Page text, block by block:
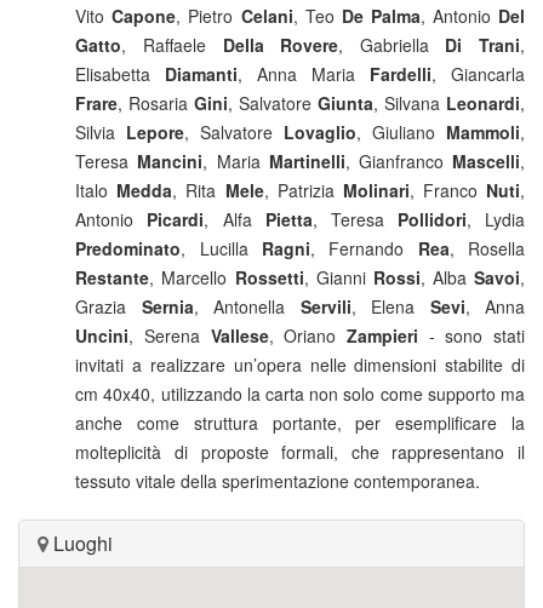
VitoCapone, Pietro Celani, Teo De Palma, Antonio Del
Gatto, Raffaele Della Rovere, Gabriella Di Trani,
Elisabetta Diamanti, Anna Maria Fardelli, Giancarla
Frare, RosariaGini, SalvatoreGiunta, Silvana Leonardi,
Silvia Lepore, Salvatore Lovaglio, Giuliano Mammoli,
Teresa Mancini, Maria Martinelli, Gianfranco Mascelli,
Italo Medda, Rita Mele, Patrizia Molinari, Franco Nuti,
Antonio Picardi, Alfa Pietta, Teresa Pollidori, Lydia
Predominato, Lucilla Ragni, Fernando Rea, Rosella
Restante, Marcello Rossetti, Gianni Rossi, AlbaSavoi,
Grazia Sernia, Antonella Servili, Elena Sevi, Anna
Uncini, Serena Vallese, Oriano Zampieri - sono stati
invitati a realizzare un’opera nelle dimensioni stabilite di
cm 40x40, utilizzando la carta non solo come supporto ma
anche come struttura portante, per esemplificare la
molteplicità di proposte formali, che rappresentano il
tessuto vitale della sperimentazione contemporanea.
Luoghi